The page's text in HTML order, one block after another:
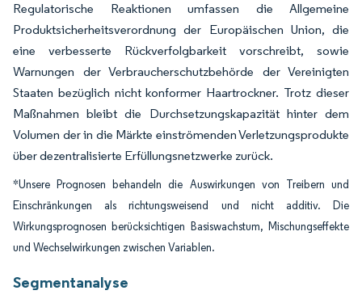
Regulatorische Reaktionen umfassen die Allgemeine
Produktsicherheitsverordnung der Europäischen Union, die
eine verbesserte Rückverfolgbarkeit vorschreibt, sowie
Warnungen der Verbraucherschutzbehörde der Vereinigten
Staaten bezüglich nicht konformer Haartrockner. Trotz dieser
Maßnahmen bleibt die Durchsetzungskapazität hinter dem
Volumen der in die Märkte einströmenden Verletzungsprodukte
über dezentralisierte Erfüllungsnetzwerke zurück.
*Unsere Prognosen behandeln die Auswirkungen von Treibern und
Einschränkungen als richtungsweisend und nicht additiv. Die
Wirkungsprognosen berücksichtigen Basiswachstum, Mischungseffekte
und Wechselwirkungen zwischen Variablen.
Segmentanalyse